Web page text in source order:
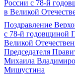
России с 78-й
в Великой
Поздравление
с 78-й годовщиной
Великой
Председателя
Михаила
Мишустина